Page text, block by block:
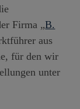
Firma „B.
aus
für den wir
unter